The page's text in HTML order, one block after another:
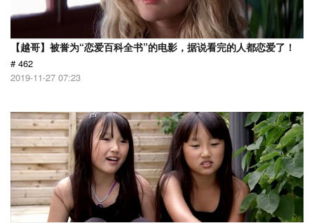
【越哥】被誉为“恋爱百科全书”的电影，据说看完的人都恋爱了！
# 462
2019-11-27 07:23